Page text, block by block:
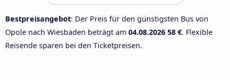
Bestpreisangebot: Der Preis für den günstigsten Bus von
Opole nach Wiesbaden beträgt am 04.08.2026 58 €. Flexible
Reisende sparen bei den Ticketpreisen.